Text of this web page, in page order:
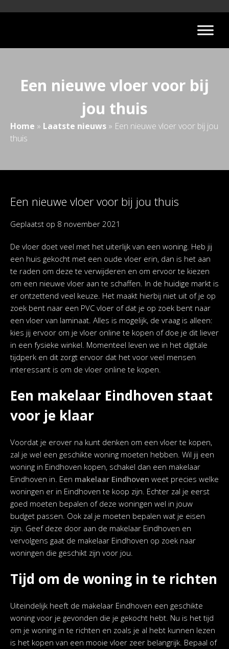
Een nieuwe vloer voor bij
jou thuis
Home » Laatste nieuws » Een nieuwe vloer voor bij jou
thuis
Een nieuwe vloer voor bij jou thuis
Geplaatst op 8 november 2021
De vloer doet veel met het uiterlijk van een woning. Heb jij
een huis gekocht met een oude vloer erin, dan is het aan
te raden om deze te verwijderen en om ervoor te kiezen
om een nieuwe vloer aan te schaffen. In de huidige markt is
er ontzettend veel keuze. Het maakt hierbij niet uit of je op
zoek bent naar een PVC vloer of dat je op zoek bent naar
een vloer van laminaat. Alles is mogelijk, de vraag is alleen:
kies jij ervoor om je vloer online te kopen of doe je dit liever
in een fysieke winkel. Momenteel leven we in het digitale
tijdperk en dit zorgt ervoor dat het voor veel mensen
interessant is om de vloer online te kopen.
Een makelaar Eindhoven staat
voor je klaar
Voordat je erover na kunt denken om een vloer te kopen,
zal je wel een geschikte woning moeten hebben. Wil jij een
woning in Eindhoven kopen, schakel dan een makelaar
Eindhoven in. Een makelaar Eindhoven weet precies welke
woningen er in Eindhoven te koop zijn. Echter zal je eerst
goed moeten bepalen of deze woningen wel in jouw
budget passen. Ook zal je moeten bepalen wat je eisen
zijn. Geef deze door aan de makelaar Eindhoven en
vervolgens gaat de makelaar Eindhoven op zoek naar
woningen die geschikt zijn voor jou.
Tijd om de woning in te richten
Uiteindelijk heeft de makelaar Eindhoven een geschikte
woning voor je gevonden die je gekocht hebt. Nu is het tijd
om je woning in te richten en zoals je al hebt kunnen lezen
is het kopen van een mooie vloer zeer belangrijk. Bepaal of